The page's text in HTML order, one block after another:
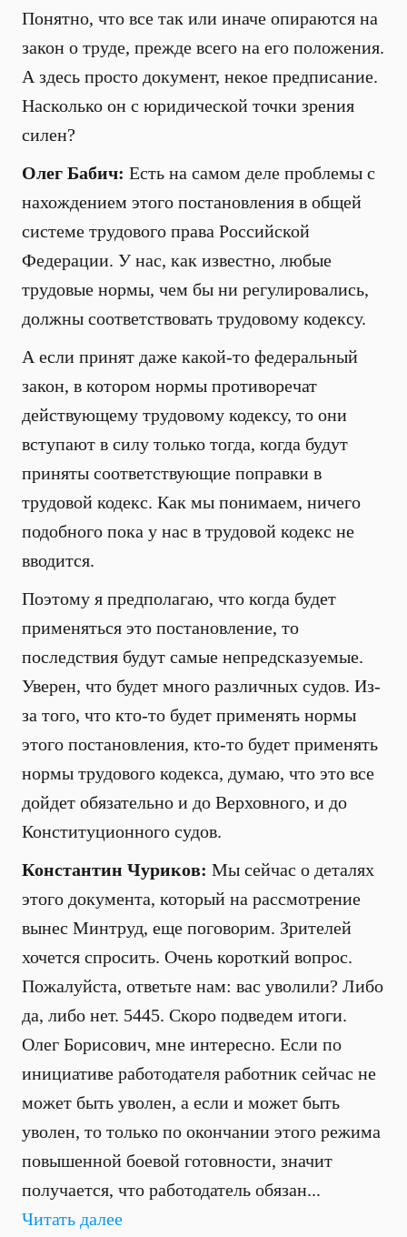
Понятно, что все так или иначе опираются на
закон о труде, прежде всего на его положения.
А здесь просто документ, некое предписание.
Насколько он с юридической точки зрения
силен?
Олег Бабич: Есть на самом деле проблемы с
нахождением этого постановления в общей
системе трудового права Российской
Федерации. У нас, как известно, любые
трудовые нормы, чем бы ни регулировались,
должны соответствовать трудовому кодексу.
А если принят даже какой-то федеральный
закон, в котором нормы противоречат
действующему трудовому кодексу, то они
вступают в силу только тогда, когда будут
приняты соответствующие поправки в
трудовой кодекс. Как мы понимаем, ничего
подобного пока у нас в трудовой кодекс не
вводится.
Поэтому я предполагаю, что когда будет
применяться это постановление, то
последствия будут самые непредсказуемые.
Уверен, что будет много различных судов. Из-
за того, что кто-то будет применять нормы
этого постановления, кто-то будет применять
нормы трудового кодекса, думаю, что это все
дойдет обязательно и до Верховного, и до
Конституционного судов.
Константин Чуриков: Мы сейчас о деталях
этого документа, который на рассмотрение
вынес Минтруд, еще поговорим. Зрителей
хочется спросить. Очень короткий вопрос.
Пожалуйста, ответьте нам: вас уволили? Либо
да, либо нет. 5445. Скоро подведем итоги.
Олег Борисович, мне интересно. Если по
инициативе работодателя работник сейчас не
может быть уволен, а если и может быть
уволен, то только по окончании этого режима
повышенной боевой готовности, значит
получается, что работодатель обязан...
Читать далее